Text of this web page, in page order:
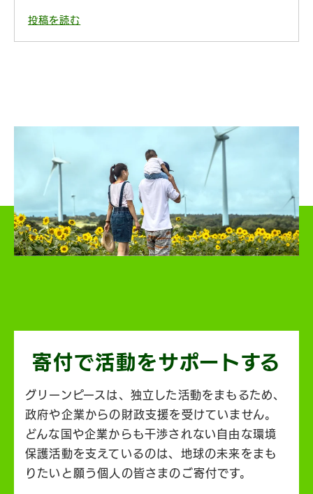
投稿を読む
寄付で活動をサポートする
グリーンピースは、独立した活動をまもるため、
政府や企業からの財政支援を受けていません。
どんな国や企業からも干渉されない自由な環境
保護活動を支えているのは、地球の未来をまも
りたいと願う個人の皆さまのご寄付です。